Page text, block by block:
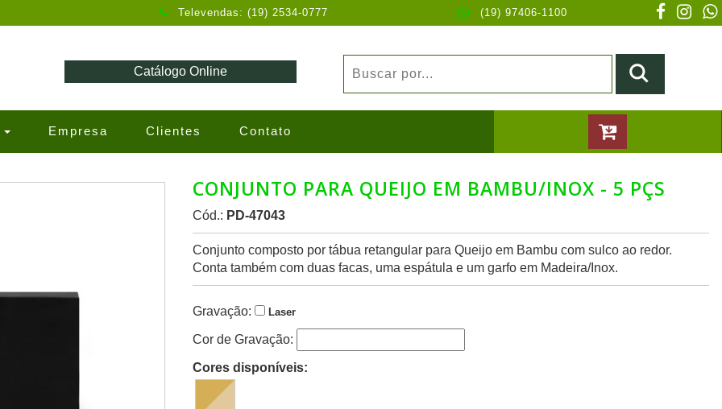
Televendas: (19) 2534-0777 (19) 97406-1100
Catálogo Online
Empresa Clientes Contato
CONJUNTO PARA QUEIJO EM BAMBU/INOX - 5 PÇS
Cód.: PD-47043
Conjunto composto por tábua retangular para Queijo em Bambu com sulco ao redor.
Conta também com duas facas, uma espátula e um garfo em Madeira/Inox.
Gravação: Laser
Cor de Gravação:
Cores disponíveis: